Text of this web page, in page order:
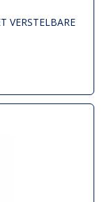
VERSTELBARE